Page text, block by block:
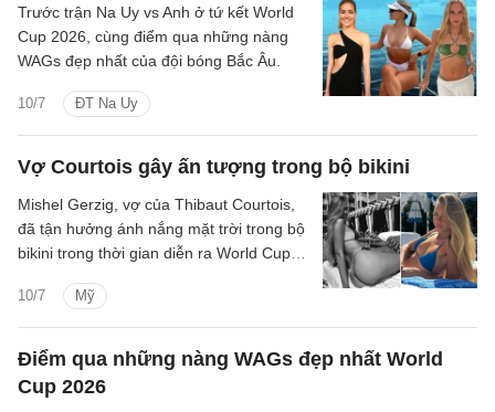
10/7 ĐT Na Uy
Trước trận Na Uy vs Anh ở tứ kết World
Cup 2026, cùng điểm qua những nàng
WAGs đẹp nhất của đội bóng Bắc Âu.
Vợ Courtois gây ấn tượng trong bộ bikini
10/7 Mỹ
Mishel Gerzig, vợ của Thibaut Courtois,
đã tận hưởng ánh nắng mặt trời trong bộ
bikini trong thời gian diễn ra World Cup ở
Điểm qua những nàng WAGs đẹp nhất World
Cup 2026